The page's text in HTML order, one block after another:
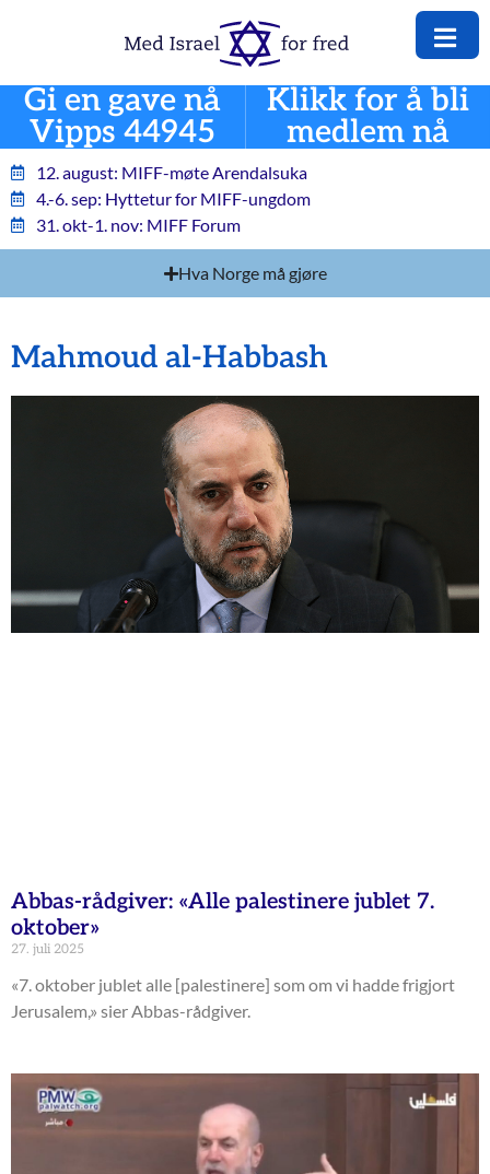
Gi en gave nå
Vipps 44945
Klikk for å bli
medlem nå
12. august: MIFF-møte Arendalsuka
4.-6. sep: Hyttetur for MIFF-ungdom
31. okt-1. nov: MIFF Forum
Hva Norge må gjøre
Mahmoud al-Habbash
Abbas-rådgiver: «Alle palestinere jublet 7.
oktober»
27. juli 2025
«7. oktober jublet alle [palestinere] som om vi hadde frigjort
Jerusalem,» sier Abbas-rådgiver.